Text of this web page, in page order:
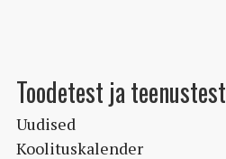
Toodetest ja teenustest
Uudised
Koolituskalender